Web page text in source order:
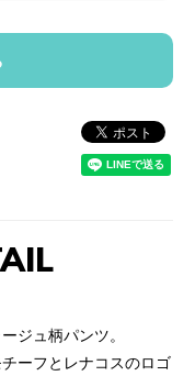
ジュ柄パンツ。
ーフとレナコスのロゴ